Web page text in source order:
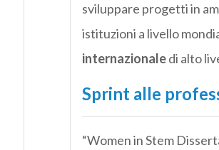
sviluppare progetti in
istituzioni a livello
internazionaledi alto
Sprint alle
“Women in Stem